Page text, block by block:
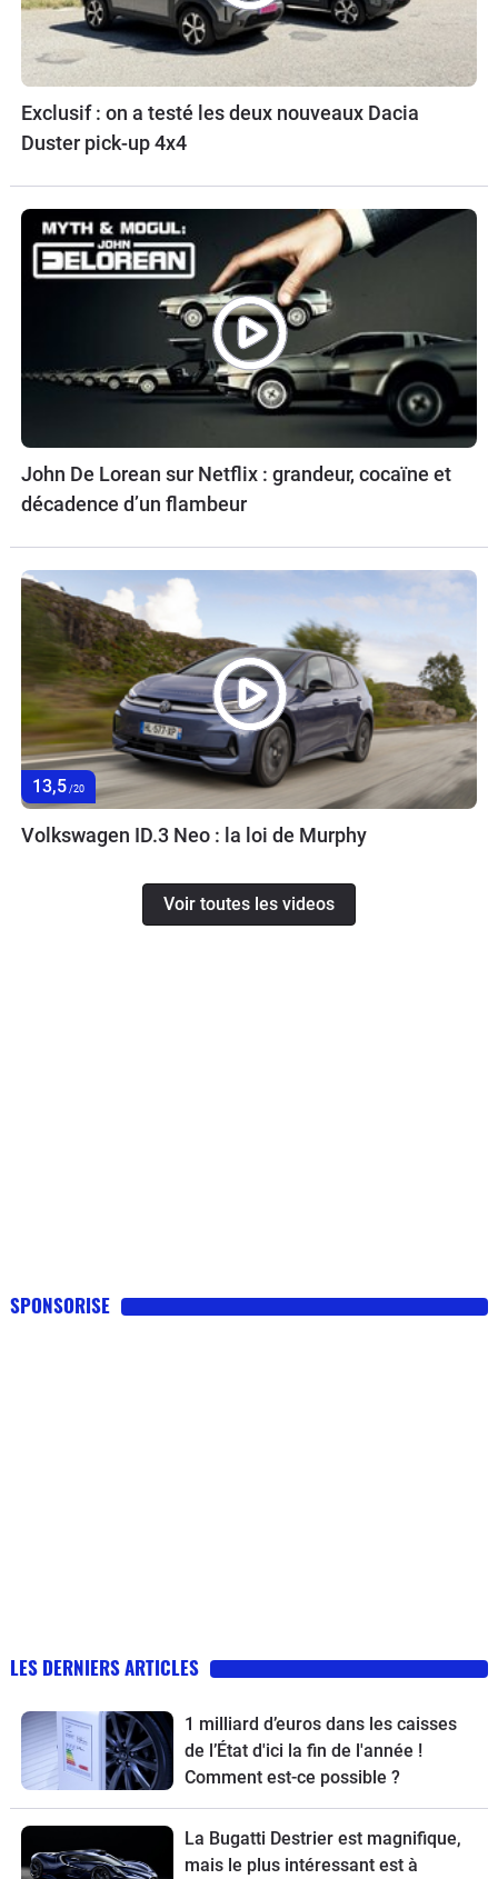
Exclusif : on a testé les deux nouveaux Dacia
Duster pick-up 4x4
John De Lorean sur Netflix : grandeur, cocaïne et
décadence d’un flambeur
13,5 /20
Volkswagen ID.3 Neo : la loi de Murphy
Voir toutes les videos
SPONSORISE
LES DERNIERS ARTICLES
1 milliard d’euros dans les caisses
de l’État d'ici la fin de l'année !
Comment est-ce possible ?
La Bugatti Destrier est magnifique,
mais le plus intéressant est à